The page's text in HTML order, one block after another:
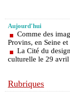
Aujourd'hui
Comme des
Provins, en Seine
La Cité du
culturelle le 29
Rubriques